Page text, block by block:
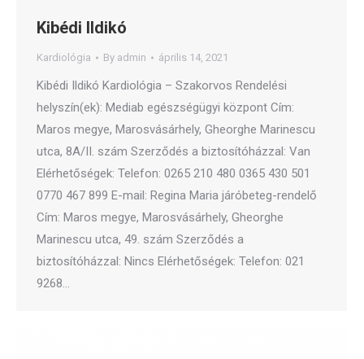
Kibédi Ildikó
Kardiológia By admin április 14, 2021
Kibédi Ildikó Kardiológia – Szakorvos Rendelési
helyszín(ek): Mediab egészségügyi központ Cím:
Maros megye, Marosvásárhely, Gheorghe Marinescu
utca, 8A/II. szám Szerződés a biztosítóházzal: Van
Elérhetőségek: Telefon: 0265 210 480 0365 430 501
0770 467 899 E-mail: Regina Maria járóbeteg-rendelő
Cím: Maros megye, Marosvásárhely, Gheorghe
Marinescu utca, 49. szám Szerződés a
biztosítóházzal: Nincs Elérhetőségek: Telefon: 021
9268…